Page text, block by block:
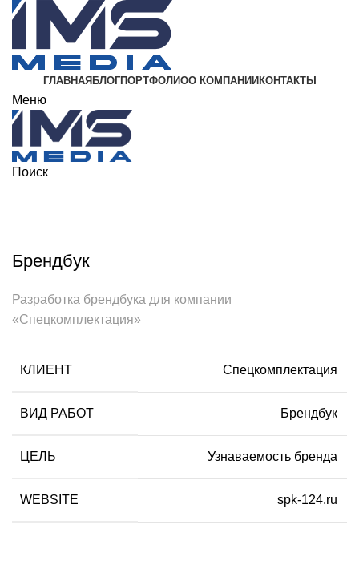
ГЛАВНАЯ БЛОГПОРТФОЛИОО КОМПАНИИ КОНТАКТЫ
Меню
Поиск
Брендбук
Разработка брендбука для компании
«Спецкомплектация»
КЛИЕНТ Спецкомплектация
ВИД РАБОТ Брендбук
ЦЕЛЬ Узнаваемость бренда
WEBSITE spk-124.ru